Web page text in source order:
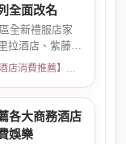
全面改名
全新禮服店家
拉酒店、紫藤名
了給你更好...
】各大商務酒店、夜總會試算 · 2026-03-30
各大商務酒店
娛樂